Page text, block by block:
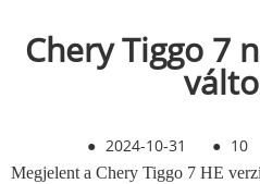
Chery Tiggo 7
● 2024-10-31 ● 10
Megjelent a Chery Tiggo 7 HE